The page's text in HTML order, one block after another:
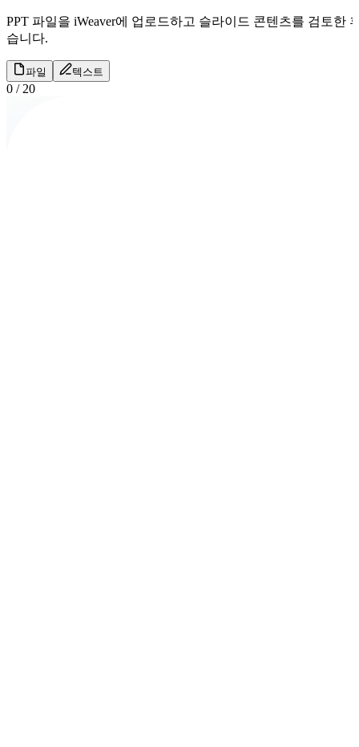
PPT 파일을 iWeaver에 업로드하고 슬라이드 콘텐츠를 검토
습니다.
파일 텍스트
0 / 20